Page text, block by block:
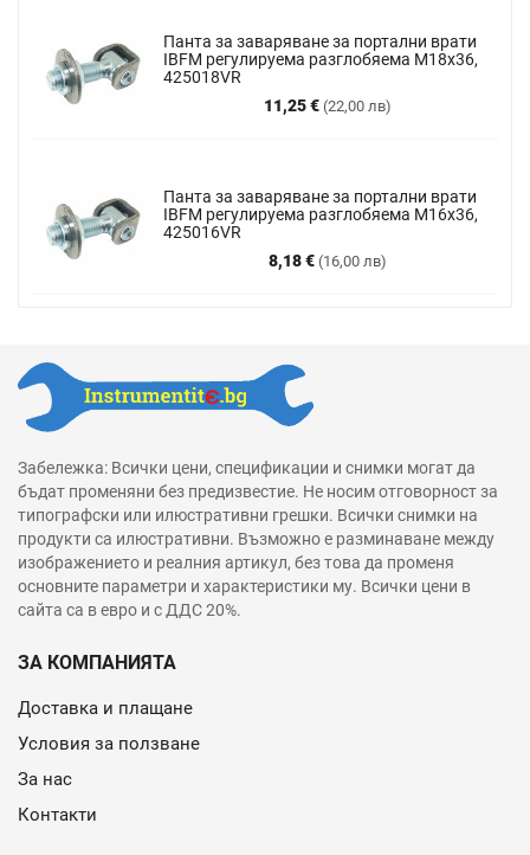
Панта за заваряване за портални врати
IBFM регулируема разглобяема M18x36,
425018VR
11,25 € (22,00 лв)
Цена
Панта за заваряване за портални врати
IBFM регулируема разглобяема М16х36,
425016VR
8,18 € (16,00 лв)
Цена
Забележка: Всички цени, спецификации и снимки могат да
бъдат променяни без предизвестие. Не носим отговорност за
типографски или илюстративни грешки. Всички снимки на
продукти са илюстративни. Възможно е разминаване между
изображението и реалния артикул, без това да променя
основните параметри и характеристики му. Всички цени в
сайта са в евро и с ДДС 20%.
ЗА КОМПАНИЯТА
Доставка и плащане
Условия за ползване
За нас
Контакти